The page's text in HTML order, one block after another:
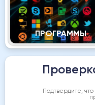
ПРОГРАММЫ
Подтвердите,